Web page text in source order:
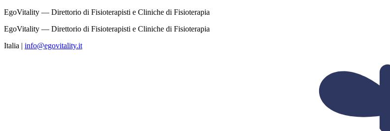
EgoVitality — Direttorio di Fisioterapisti e Cliniche di Fisioterapia
EgoVitality — Direttorio di Fisioterapisti e Cliniche di Fisioterapia
Italia | info@egovitality.it